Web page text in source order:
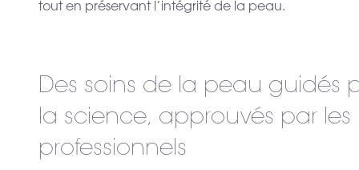
tout en préservant l’intégrité de la peau.
Des soins de la peau guidés
la science, approuvés par les
professionnels